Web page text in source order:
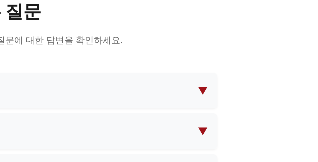
질문
문에 대한 답변을 확인하세요.
▼
사항을 충족시킵니다.
▼